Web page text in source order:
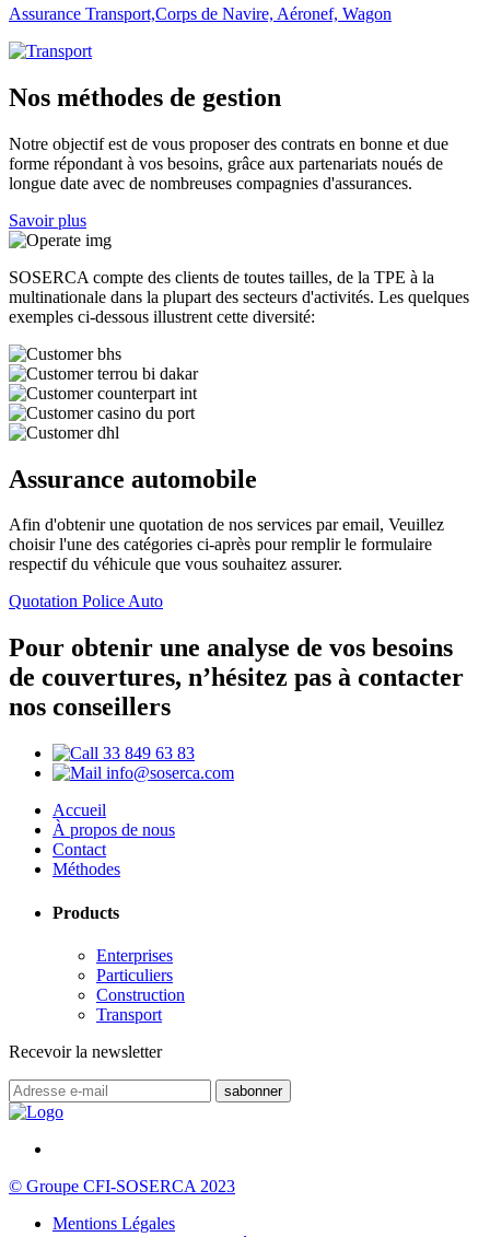
Assurance Transport,Corps de Navire, Aéronef, Wagon
Nos méthodes de gestion
Notre objectif est de vous proposer des contrats en bonne et due
forme répondant à vos besoins, grâce aux partenariats noués de
longue date avec de nombreuses compagnies d'assurances.
Savoir plus
SOSERCA compte des clients de toutes tailles, de la TPE à la
multinationale dans la plupart des secteurs d'activités. Les quelques
exemples ci-dessous illustrent cette diversité:
Assurance automobile
Afin d'obtenir une quotation de nos services par email, Veuillez
choisir l'une des catégories ci-après pour remplir le formulaire
respectif du véhicule que vous souhaitez assurer.
Quotation Police Auto
Pour obtenir une analyse de vos besoins
de couvertures, n’hésitez pas à contacter
nos conseillers
33 849 63 83
info@soserca.com
Accueil
À propos de nous
Contact
Méthodes
Products
Enterprises
Particuliers
Construction
Transport
Recevoir la newsletter
© Groupe CFI-SOSERCA 2023
Mentions Légales